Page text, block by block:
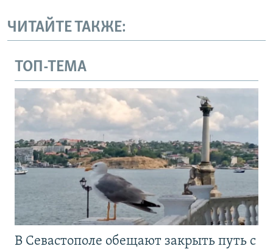
ЧИТАЙТЕ ТАКЖЕ:
ТОП-ТЕМА
В Севастополе обещают закрыть путь с